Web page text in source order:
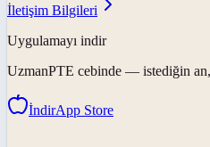
İletişim Bilgileri
Uygulamayı indir
UzmanPTE cebinde — istediğin
İndirApp Store